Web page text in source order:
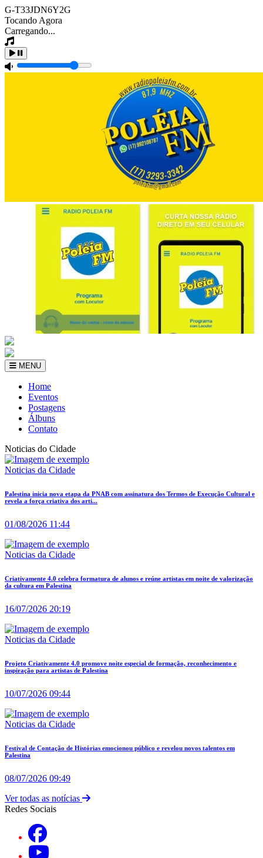
G-T33JDN6Y2G
Tocando Agora
Carregando...
MENU
Home
Eventos
Postagens
Álbuns
Contato
Noticias do Cidade
Noticias da Cidade
Palestina inicia nova etapa da PNAB com assinatura dos Termos de Execução Cultural e
revela a força criativa dos arti...
01/08/2026 11:44
Noticias da Cidade
Criativamente 4.0 celebra formatura de alunos e reúne artistas em noite de valorização
da cultura em Palestina
16/07/2026 20:19
Noticias da Cidade
Projeto Criativamente 4.0 promove noite especial de formação, reconhecimento e
inspiração para artistas de Palestina
10/07/2026 09:44
Noticias da Cidade
Festival de Contação de Histórias emocionou público e revelou novos talentos em
Palestina
08/07/2026 09:49
Ver todas as notícias
Redes Sociais